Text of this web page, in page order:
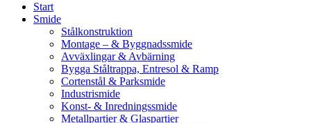
Start
Smide
Stålkonstruktion
Montage – & Byggnadssmide
Avväxlingar & Avbärning
Bygga Ståltrappa, Entresol & Ramp
Cortenstål & Parksmide
Industrismide
Konst- & Inredningssmide
Metallpartier & Glaspartier